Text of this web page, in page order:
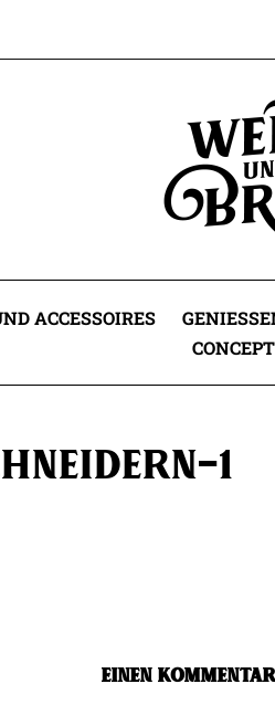
ACCESSOIRES GENIESSEN
1
EINEN